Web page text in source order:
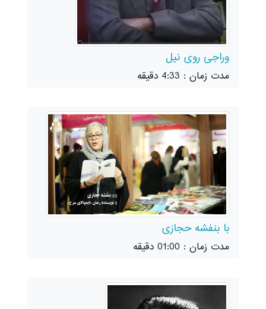
وراجی روی نیل
مدت زمان : 4:33 دقیقه
با بنفشه حجازی
مدت زمان : 01:00 دقیقه